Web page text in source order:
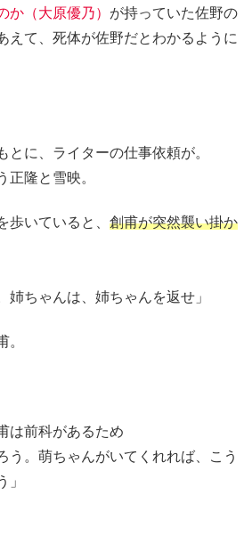
か（大原優乃） が持っていた佐野の
えて、死体が佐野だとわかるように
とに、ライターの仕事依頼が。
正隆と雪映。
歩いていると、 創甫が突然襲い掛か
姉ちゃんは、姉ちゃんを返せ」
。
は前科があるため
う。萌ちゃんがいてくれれば、こう
」